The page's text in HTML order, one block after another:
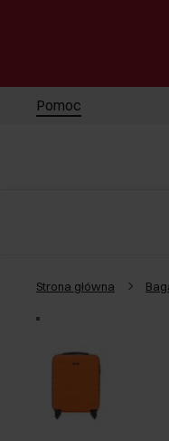
Pomoc
Strona główna